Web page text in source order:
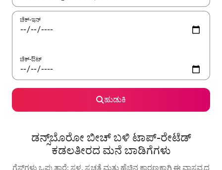
ಚೆಕ್-ಇನ್
ಚೆಕ್-ಔಟ್
ಹುಡುಕಿ
ಡನ್ಸ್‌ಬೊರೋ ಬೀಚ್ ಬಳಿ ಟಾಪ್-ರೇಟೆಡ್
ಕಡಲತೀರದ ಮನೆ ಬಾಡಿಗೆಗಳು
ಗೆಸ್ಟ್‌ಗಳು ಒಪ್ಪುತ್ತಾರೆ: ಸ್ಥಳ, ಸ್ವಚ್ಛತೆ ಮತ್ತು ಹೆಚ್ಚಿನ ಕಾರಣಕ್ಕಾಗಿ ಈ ವಾಸ್ತವ್ಯದ